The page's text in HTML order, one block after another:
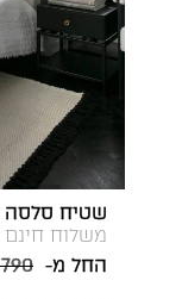
שטיח סלסה
משלוח חינם
החל מ-